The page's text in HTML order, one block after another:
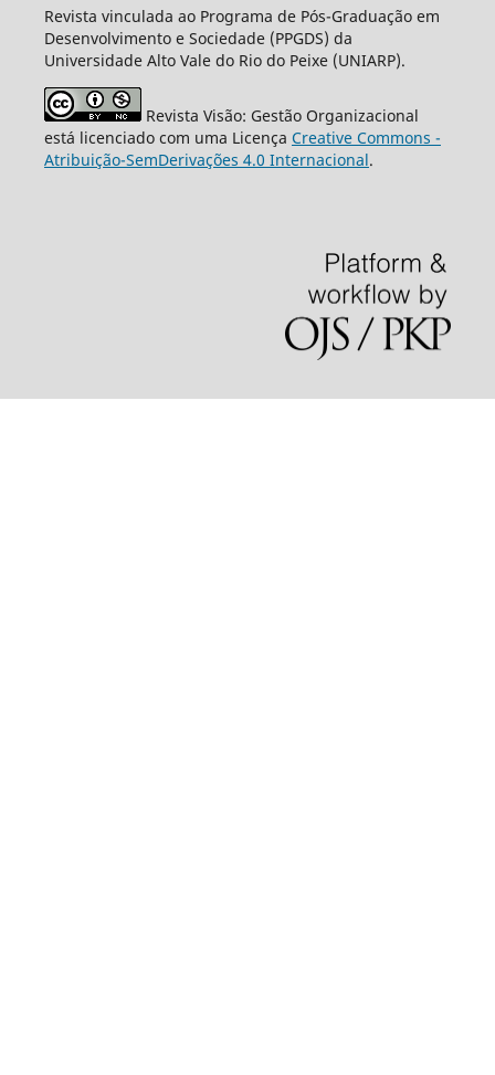
Revista vinculada ao Programa de Pós-Graduação em
Desenvolvimento e Sociedade (PPGDS) da
Universidade Alto Vale do Rio do Peixe (UNIARP).
Revista Visão: Gestão Organizacional
está licenciado com uma Licença Creative Commons -
Atribuição-SemDerivações 4.0 Internacional.